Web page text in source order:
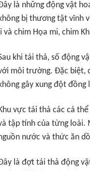
là những động vật
bị thương tật vĩnh
và chim Họa mi, chim
khi tái thả, số động
môi trường. Đặc biệt,
gây xung đột
vực tái thả các cá
tập tính của từng loài.
nước và thức ăn
là đợt tái thả động